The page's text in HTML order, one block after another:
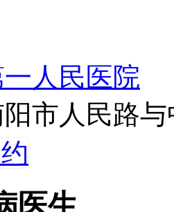
人民医院
市人民路